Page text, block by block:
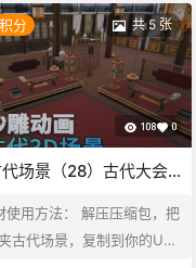
共 5 张
积分
108 0
场景（28）古代大会官
风格
使用方法： 解压压缩包，把
古代场景，复制到你的UE